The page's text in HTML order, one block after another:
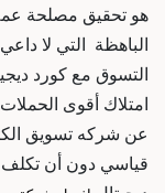
هو تحقيق مصلحة
الباهظة التي لا
التسوق مع كورد
امتلاك أقوى الحملات
عن شركه تسويق
قياسي دون أن تكلف